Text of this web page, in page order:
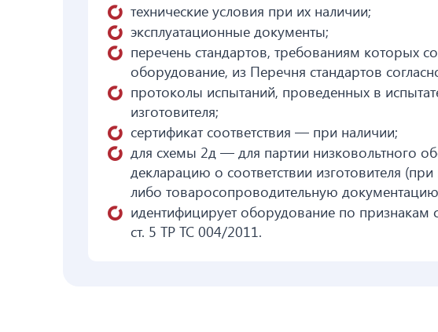
технические условия при их наличии;
эксплуатационные документы;
перечень стандартов, требованиям которых
оборудование, из Перечня стандартов
протоколы испытаний, проведенных в
изготовителя;
сертификат соответствия — при наличии;
для схемы 2д — для партии низковольтного
декларацию о соответствии изготовителя
либо товаросопроводительную
идентифицирует оборудование по
ст. 5 ТР ТС 004/2011.